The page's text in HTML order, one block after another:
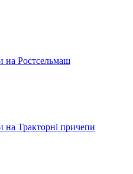
на Ростсельмаш
на Тракторні причепи